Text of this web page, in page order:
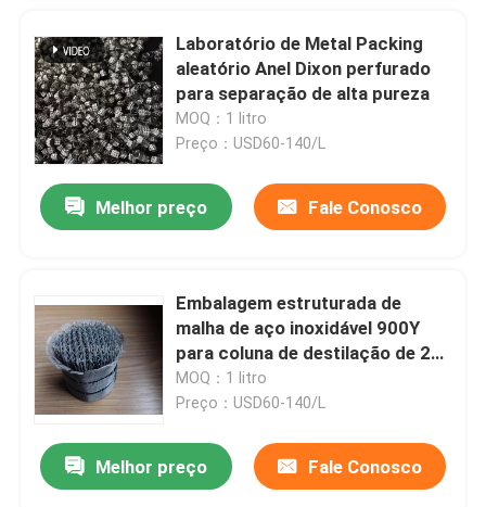
Laboratório de Metal Packing
aleatório Anel Dixon perfurado
para separação de alta pureza
MOQ：1 litro
Preço：USD60-140/L
Melhor preço Fale Conosco
Embalagem estruturada de
malha de aço inoxidável 900Y
para coluna de destilação de 25
mm de diâmetro
MOQ：1 litro
Preço：USD60-140/L
Melhor preço Fale Conosco